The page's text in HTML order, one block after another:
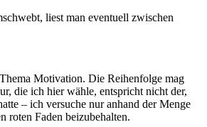
liest man eventuell zwischen
Motivation. Die Reihenfolge mag
die ich hier wähle, entspricht nicht der,
– ich versuche nur anhand der Menge
roten Faden beizubehalten.